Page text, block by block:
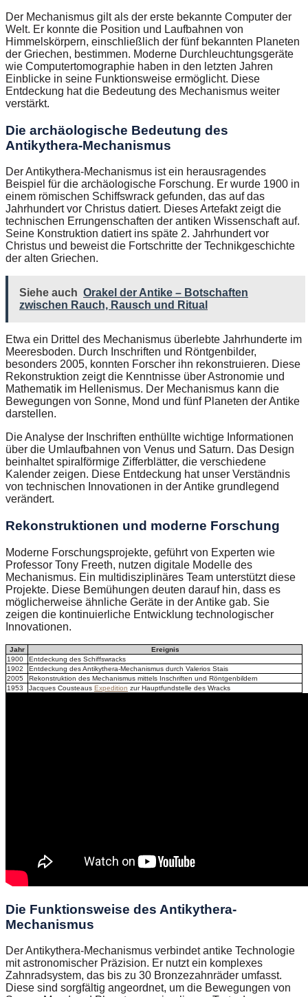
Der Mechanismus gilt als der erste bekannte Computer der
Welt. Er konnte die Position und Laufbahnen von
Himmelskörpern, einschließlich der fünf bekannten Planeten
der Griechen, bestimmen. Moderne Durchleuchtungsgeräte
wie Computertomographie haben in den letzten Jahren
Einblicke in seine Funktionsweise ermöglicht. Diese
Entdeckung hat die Bedeutung des Mechanismus weiter
verstärkt.
Die archäologische Bedeutung des
Antikythera-Mechanismus
Der Antikythera-Mechanismus ist ein herausragendes
Beispiel für die archäologische Forschung. Er wurde 1900 in
einem römischen Schiffswrack gefunden, das auf das
Jahrhundert vor Christus datiert. Dieses Artefakt zeigt die
technischen Errungenschaften der antiken Wissenschaft auf.
Seine Konstruktion datiert ins späte 2. Jahrhundert vor
Christus und beweist die Fortschritte der Technikgeschichte
der alten Griechen.
Siehe auch Orakel der Antike – Botschaften
zwischen Rauch, Rausch und Ritual
Etwa ein Drittel des Mechanismus überlebte Jahrhunderte im
Meeresboden. Durch Inschriften und Röntgenbilder,
besonders 2005, konnten Forscher ihn rekonstruieren. Diese
Rekonstruktion zeigt die Kenntnisse über Astronomie und
Mathematik im Hellenismus. Der Mechanismus kann die
Bewegungen von Sonne, Mond und fünf Planeten der Antike
darstellen.
Die Analyse der Inschriften enthüllte wichtige Informationen
über die Umlaufbahnen von Venus und Saturn. Das Design
beinhaltet spiralförmige Zifferblätter, die verschiedene
Kalender zeigen. Diese Entdeckung hat unser Verständnis
von technischen Innovationen in der Antike grundlegend
verändert.
Rekonstruktionen und moderne Forschung
Moderne Forschungsprojekte, geführt von Experten wie
Professor Tony Freeth, nutzen digitale Modelle des
Mechanismus. Ein multidisziplinäres Team unterstützt diese
Projekte. Diese Bemühungen deuten darauf hin, dass es
möglicherweise ähnliche Geräte in der Antike gab. Sie
zeigen die kontinuierliche Entwicklung technologischer
Innovationen.
Jahr
Ereignis
1900
Entdeckung des Schiffswracks
1902
Entdeckung des Antikythera-Mechanismus durch Valerios Stais
2005
Rekonstruktion des Mechanismus mittels Inschriften und Röntgenbildern
1953
Jacques Cousteaus Expedition zur Hauptfundstelle des Wracks
Die Funktionsweise des Antikythera-
Mechanismus
Der Antikythera-Mechanismus verbindet antike Technologie
mit astronomischer Präzision. Er nutzt ein komplexes
Zahnradsystem, das bis zu 30 Bronzezahnräder umfasst.
Diese sind sorgfältig angeordnet, um die Bewegungen von